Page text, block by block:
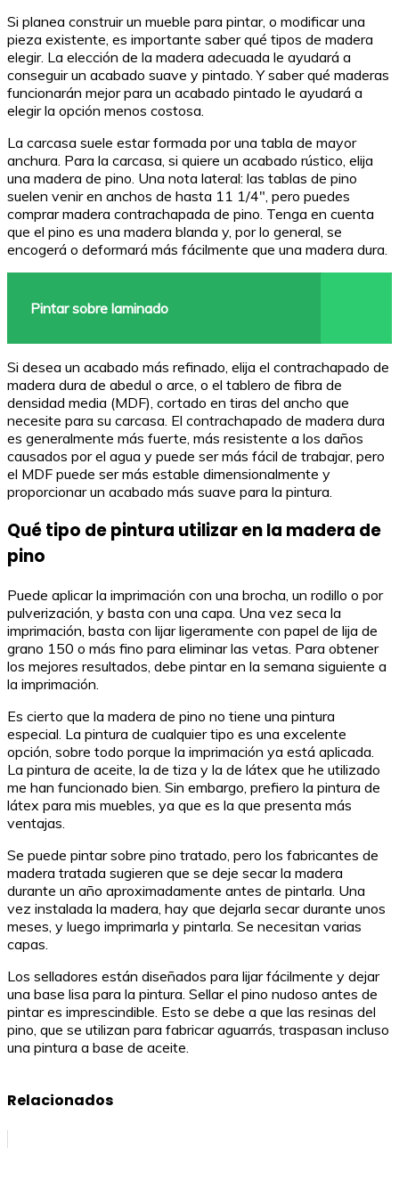
Si planea construir un mueble para pintar, o modificar una
pieza existente, es importante saber qué tipos de madera
elegir. La elección de la madera adecuada le ayudará a
conseguir un acabado suave y pintado. Y saber qué maderas
funcionarán mejor para un acabado pintado le ayudará a
elegir la opción menos costosa.
La carcasa suele estar formada por una tabla de mayor
anchura. Para la carcasa, si quiere un acabado rústico, elija
una madera de pino. Una nota lateral: las tablas de pino
suelen venir en anchos de hasta 11 1/4″, pero puedes
comprar madera contrachapada de pino. Tenga en cuenta
que el pino es una madera blanda y, por lo general, se
encogerá o deformará más fácilmente que una madera dura.
Pintar sobre laminado
Si desea un acabado más refinado, elija el contrachapado de
madera dura de abedul o arce, o el tablero de fibra de
densidad media (MDF), cortado en tiras del ancho que
necesite para su carcasa. El contrachapado de madera dura
es generalmente más fuerte, más resistente a los daños
causados por el agua y puede ser más fácil de trabajar, pero
el MDF puede ser más estable dimensionalmente y
proporcionar un acabado más suave para la pintura.
Qué tipo de pintura utilizar en la madera de
pino
Puede aplicar la imprimación con una brocha, un rodillo o por
pulverización, y basta con una capa. Una vez seca la
imprimación, basta con lijar ligeramente con papel de lija de
grano 150 o más fino para eliminar las vetas. Para obtener
los mejores resultados, debe pintar en la semana siguiente a
la imprimación.
Es cierto que la madera de pino no tiene una pintura
especial. La pintura de cualquier tipo es una excelente
opción, sobre todo porque la imprimación ya está aplicada.
La pintura de aceite, la de tiza y la de látex que he utilizado
me han funcionado bien. Sin embargo, prefiero la pintura de
látex para mis muebles, ya que es la que presenta más
ventajas.
Se puede pintar sobre pino tratado, pero los fabricantes de
madera tratada sugieren que se deje secar la madera
durante un año aproximadamente antes de pintarla. Una
vez instalada la madera, hay que dejarla secar durante unos
meses, y luego imprimarla y pintarla. Se necesitan varias
capas.
Los selladores están diseñados para lijar fácilmente y dejar
una base lisa para la pintura. Sellar el pino nudoso antes de
pintar es imprescindible. Esto se debe a que las resinas del
pino, que se utilizan para fabricar aguarrás, traspasan incluso
una pintura a base de aceite.
Relacionados